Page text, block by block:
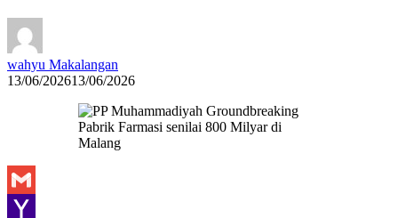
wahyu Makalangan
13/06/202613/06/2026
Gmail